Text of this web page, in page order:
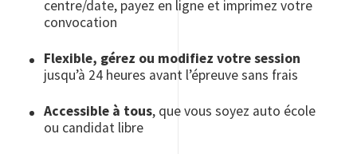
centre/date, payez en ligne et imprimez votre
convocation
Flexible, gérez ou modifiez votre session
jusqu’à 24 heures avant l’épreuve sans frais
Accessible à tous, que vous soyez auto école
ou candidat libre